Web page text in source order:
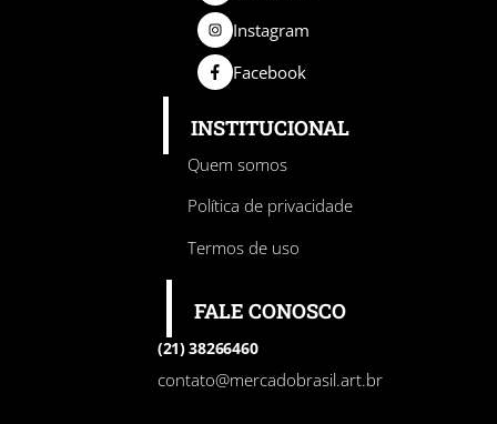
Instagram
Facebook
INSTITUCIONAL
Quem somos
Política de privacidade
Termos de uso
FALE CONOSCO
(21) 38266460
contato@mercadobrasil.art.br